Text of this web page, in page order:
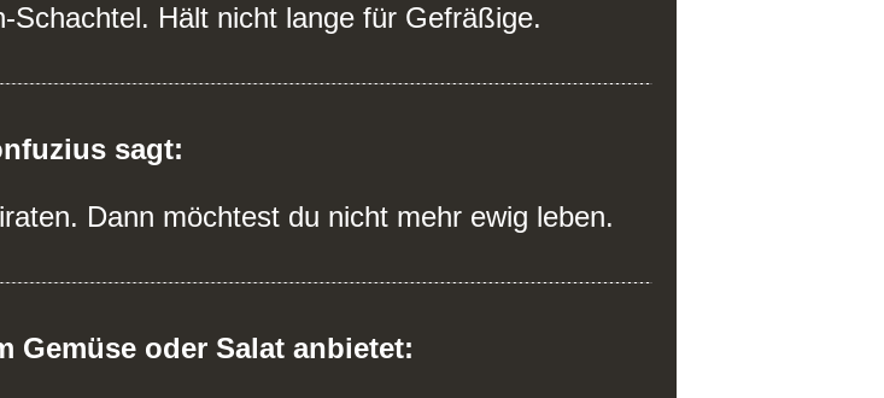
Schachtel. Hält nicht lange für Gefräßige.
sagt:
Dann möchtest du nicht mehr ewig leben.
Gemüse oder Salat anbietet: